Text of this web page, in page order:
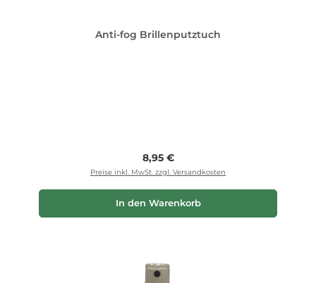
Anti-fog Brillenputztuch
Regulärer Preis:
8,95 €
Preise inkl. MwSt. zzgl. Versandkosten
In den Warenkorb